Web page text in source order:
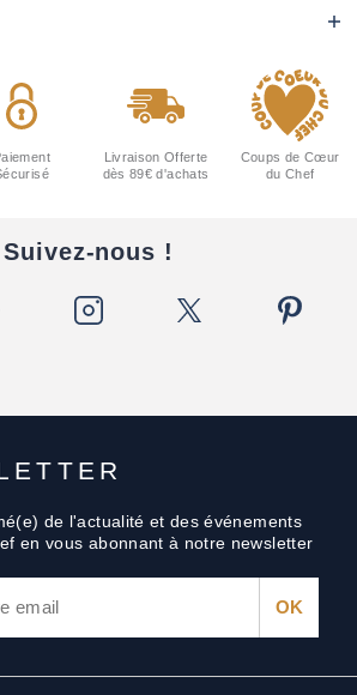
de l'actualité et des événements
en vous abonnant à notre newsletter
Livraison Offerte
dès 89€ d'achats
Coups de Cœur
du Chef
Suivez-nous !